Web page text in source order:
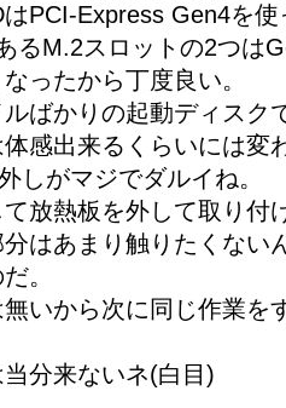
PCI-Express Gen4を
るM.2スロットの2つは
ったから丁度良い。
ばかりの起動ディスク
感出来るくらいには変
しがマジでダルイね。
放熱板を外して取り付
はあまり触りたくない
。
いから次に同じ作業を
分来ないネ(白目)